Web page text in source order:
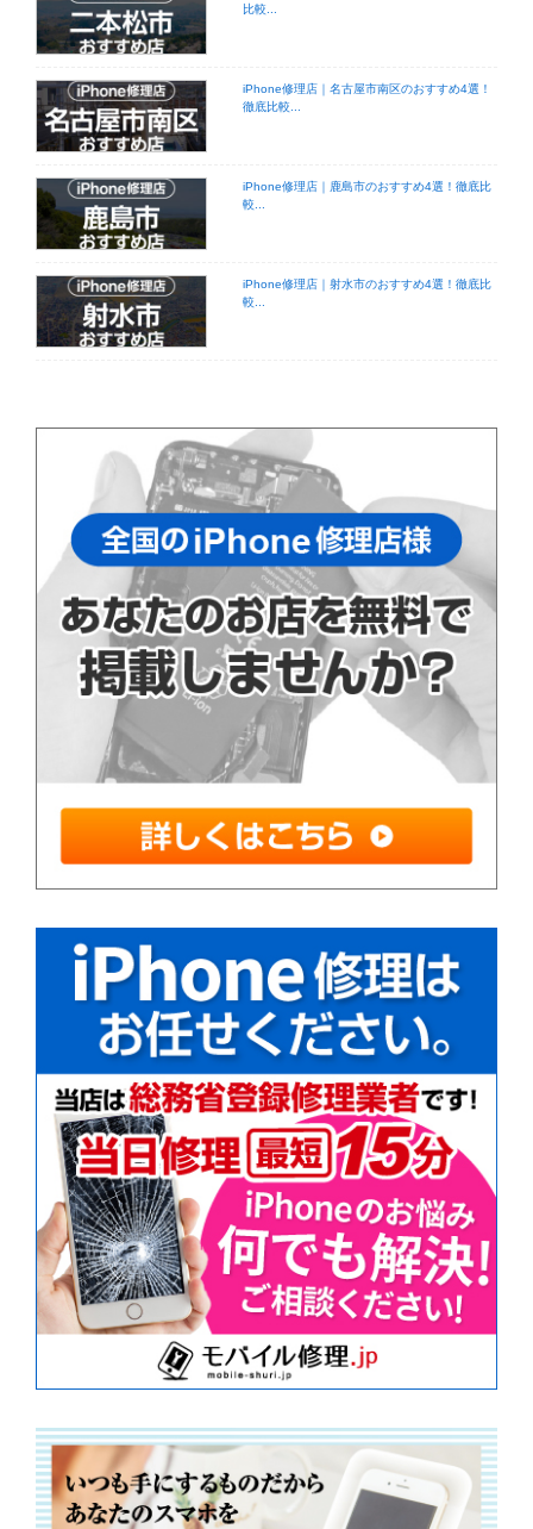
比較...
iPhone修理店｜名古屋市南区のおすすめ4選！
徹底比較...
iPhone修理店｜鹿島市のおすすめ4選！徹底比
較...
iPhone修理店｜射水市のおすすめ4選！徹底比
較...